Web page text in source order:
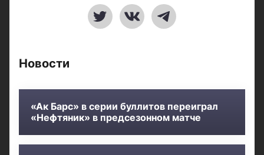
Новости
«Ак Барс» в серии буллитов переиграл
«Нефтяник» в предсезонном матче